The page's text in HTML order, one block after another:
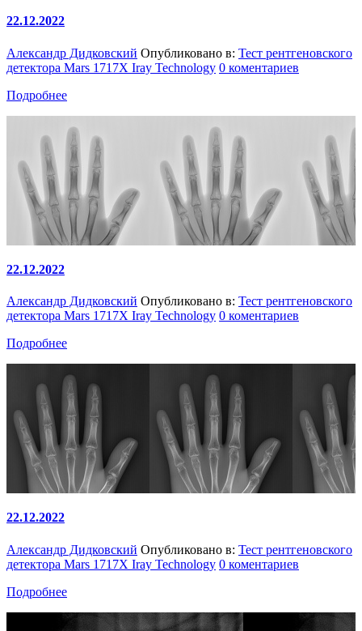
22.12.2022
Александр Дидковский Опубликовано в: Тест рентгеновского
детектора Mars 1717X Iray Technology 0 коментариев
Подробнее
22.12.2022
Александр Дидковский Опубликовано в: Тест рентгеновского
детектора Mars 1717X Iray Technology 0 коментариев
Подробнее
22.12.2022
Александр Дидковский Опубликовано в: Тест рентгеновского
детектора Mars 1717X Iray Technology 0 коментариев
Подробнее